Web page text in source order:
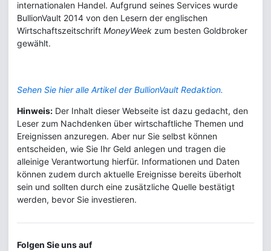
internationalen Handel. Aufgrund seines Services wurde
BullionVault 2014 von den Lesern der englischen
Wirtschaftszeitschrift MoneyWeek zum besten Goldbroker
gewählt.
Sehen Sie hier alle Artikel der BullionVault Redaktion.
Hinweis: Der Inhalt dieser Webseite ist dazu gedacht, den
Leser zum Nachdenken über wirtschaftliche Themen und
Ereignissen anzuregen. Aber nur Sie selbst können
entscheiden, wie Sie Ihr Geld anlegen und tragen die
alleinige Verantwortung hierfür. Informationen und Daten
können zudem durch aktuelle Ereignisse bereits überholt
sein und sollten durch eine zusätzliche Quelle bestätigt
werden, bevor Sie investieren.
Folgen Sie uns auf